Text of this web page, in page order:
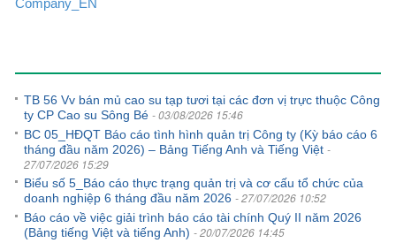
Company_EN
TB 56 Vv bán mủ cao su tạp tươi tại các đơn vị trực thuộc Công
ty CP Cao su Sông Bé - 03/08/2026 15:46
BC 05_HĐQT Báo cáo tình hình quản trị Công ty (Kỳ báo cáo 6
tháng đầu năm 2026) – Bảng Tiếng Anh và Tiếng Việt -
27/07/2026 15:29
Biểu số 5_Báo cáo thực trạng quản trị và cơ cấu tổ chức của
doanh nghiệp 6 tháng đầu năm 2026 - 27/07/2026 10:52
Báo cáo về việc giải trình báo cáo tài chính Quý II năm 2026
(Bảng tiếng Việt và tiếng Anh) - 20/07/2026 14:45